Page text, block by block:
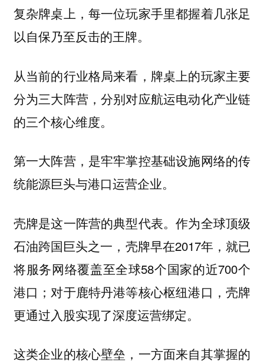
复杂牌桌上，每一位玩家手里都握着几张足
以自保乃至反击的王牌。
从当前的行业格局来看，牌桌上的玩家主要
分为三大阵营，分别对应航运电动化产业链
的三个核心维度。
第一大阵营，是牢牢掌控基础设施网络的传
统能源巨头与港口运营企业。
壳牌是这一阵营的典型代表。作为全球顶级
石油跨国巨头之一，壳牌早在2017年，就已
将服务网络覆盖至全球58个国家的近700个
港口；对于鹿特丹港等核心枢纽港口，壳牌
更通过入股实现了深度运营绑定。
这类企业的核心壁垒，一方面来自其掌握的